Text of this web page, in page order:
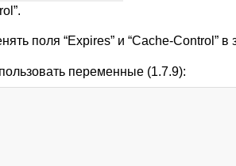
поля “Expires” и “Cache-Control” в
переменные (1.7.9):